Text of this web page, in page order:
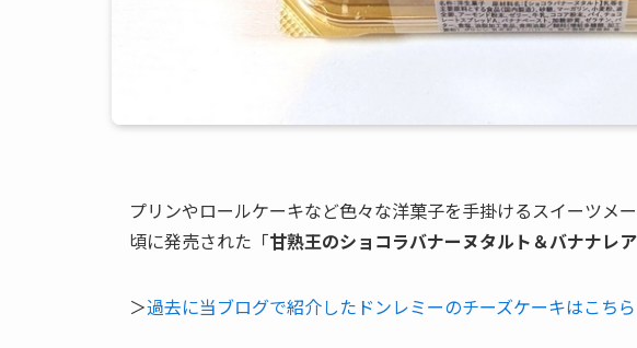
プリンやロールケーキなど色々な洋菓子を手掛けるスイーツメ
頃に発売された「甘熟王のショコラバナーヌタルト＆バナナレ
＞過去に当ブログで紹介したドンレミーのチーズケーキはこちら